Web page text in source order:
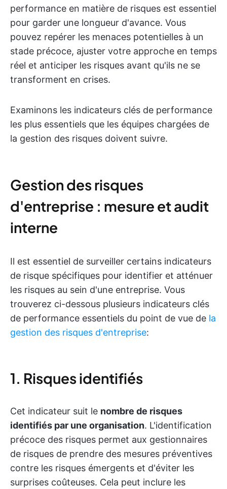
performance en matière de risques est essentiel
pour garder une longueur d'avance. Vous
pouvez repérer les menaces potentielles à un
stade précoce, ajuster votre approche en temps
réel et anticiper les risques avant qu'ils ne se
transforment en crises.
Examinons les indicateurs clés de performance
les plus essentiels que les équipes chargées de
la gestion des risques doivent suivre.
Gestion des risques
d'entreprise : mesure et audit
interne
Il est essentiel de surveiller certains indicateurs
de risque spécifiques pour identifier et atténuer
les risques au sein d'une entreprise. Vous
trouverez ci-dessous plusieurs indicateurs clés
de performance essentiels du point de vue de la
gestion des risques d'entreprise:
1. Risques identifiés
Cet indicateur suit le nombre de risques
identifiés par une organisation. L'identification
précoce des risques permet aux gestionnaires
de risques de prendre des mesures préventives
contre les risques émergents et d'éviter les
surprises coûteuses. Cela peut inclure les